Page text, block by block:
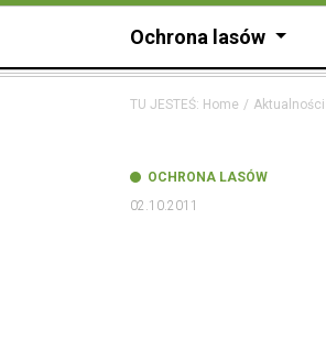
Ochrona lasów
TU JESTEŚ: Home Aktualności
OCHRONA LASÓW
02.10.2011